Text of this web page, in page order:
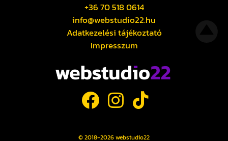
+36 70 518 0614
info@webstudio22.hu
Adatkezelési tájékoztató
Impresszum
© 2018-2026 webstudio22